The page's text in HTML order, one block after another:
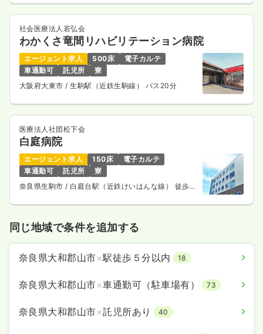
社会医療法人若弘会
わかくさ竜間リハビリテーション病院
エージェント求人 500床
電子カルテ
車通勤可
託児所
寮
大阪府大東市/ 生駒駅（近鉄生駒線） バス20分
医療法人社団松下会
白庭病院
エージェント求人 150床
電子カルテ
車通勤可
託児所
寮
奈良県生駒市/ 白庭台駅（近鉄けいはんな線） 徒歩1
同じ地域で条件を追加する
奈良県大和郡山市×駅徒歩５分以内 18
奈良県大和郡山市×車通勤可（駐車場有） 73
奈良県大和郡山市×託児所あり 40